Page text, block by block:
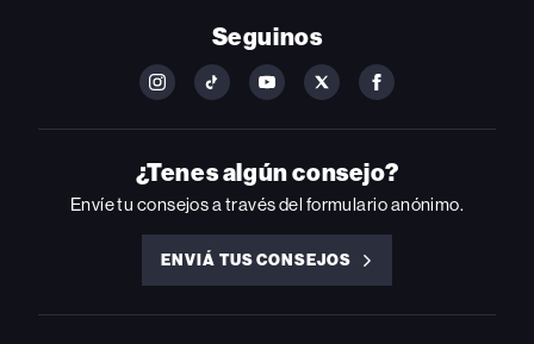
Seguinos
FOLLOW
ON
INSTAGRAM
FOLLOW
ON
YOUTUBE
FOLLOW
ON
YOUTUBE
FOLLOW
ON
FOLLOW
ON
FACEBOOK
¿Tenes algún consejo?
Envíe tu consejos a través del formulario anónimo.
ENVIÁ TUS CONSEJOS
ENVIÁ
CONSEJOS